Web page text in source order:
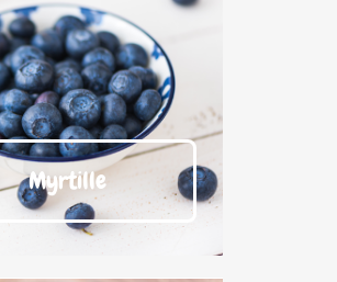
Myrtille